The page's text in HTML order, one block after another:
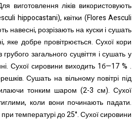
виготовлення ліків використовують
hippocastani), квітки (Flores Aesculi
розрізають на куски і сушать
яке добре провітрюється. Сухої кори
загального суцвіття і сушать у
Сухої сировини виходить 1б—17 % .
Сушать на вільному повітрі під
тонким шаром (2-3 см). Сухої
коли вони починають падати.
температурі до 25°. Сухої сировини